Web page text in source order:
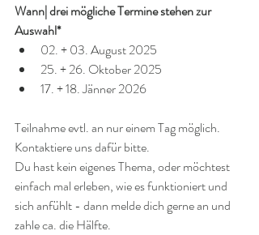
Wann| drei mögliche Termine stehen zur
Auswahl*
02. + 03. August 2025
25. + 26. Oktober 2025
17. + 18. Jänner 2026
Teilnahme evtl. an nur einem Tag möglich.
Kontaktiere uns dafür bitte.
Du hast kein eigenes Thema, oder möchtest
einfach mal erleben, wie es funktioniert und
sich anfühlt - dann melde dich gerne an und
zahle ca. die Hälfte.